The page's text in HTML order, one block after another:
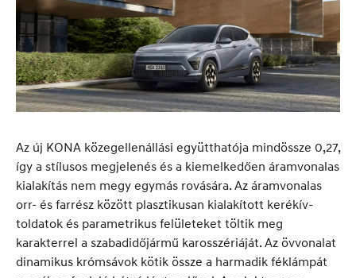
Az új KONA közegellenállási együtthatója mindössze 0,27,
így a stílusos megjelenés és a kiemelkedően áramvonalas
kialakítás nem megy egymás rovására. Az áramvonalas
orr- és farrész között plasztikusan kialakított kerékív-
toldatok és parametrikus felületeket töltik meg
karakterrel a szabadidőjármű karosszériáját. Az övvonalat
dinamikus krómsávok kötik össze a harmadik féklámpát